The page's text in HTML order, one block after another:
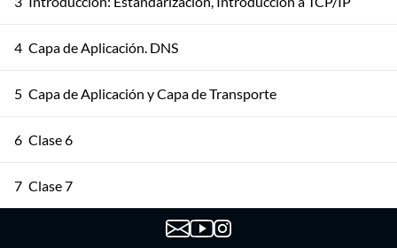
4 Capa de Aplicación. DNS
5 Capa de Aplicación y Capa de Transporte
6 Clase 6
7 Clase 7